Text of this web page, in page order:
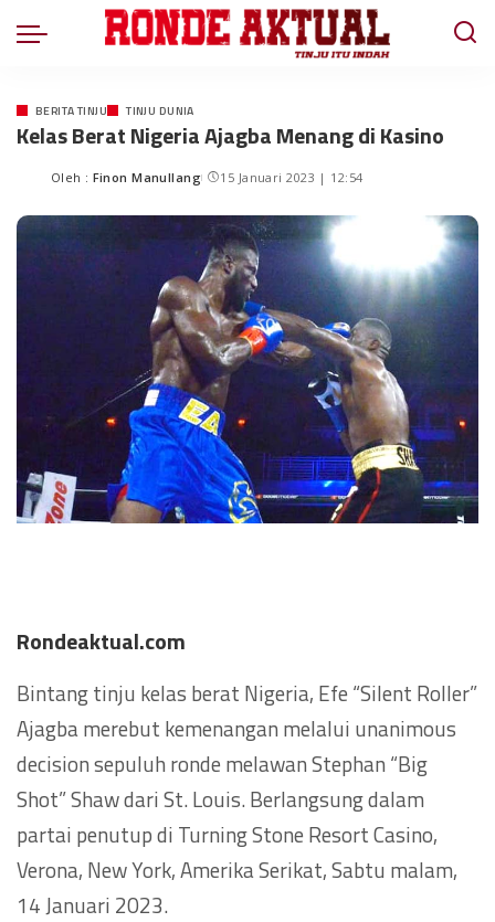
BERITA TINJU TINJU DUNIA
Kelas Berat Nigeria Ajagba Menang di Kasino
Oleh : Finon Manullang 15 Januari 2023 | 12:54
Rondeaktual.com
Bintang tinju kelas berat Nigeria, Efe “Silent Roller”
Ajagba merebut kemenangan melalui unanimous
decision sepuluh ronde melawan Stephan “Big
Shot” Shaw dari St. Louis. Berlangsung dalam
partai penutup di Turning Stone Resort Casino,
Verona, New York, Amerika Serikat, Sabtu malam,
14 Januari 2023.